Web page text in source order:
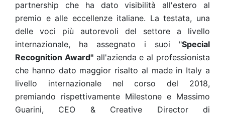
partnership che ha dato visibilità all'estero al
premio e alle eccellenze italiane. La testata, una
delle voci più autorevoli del settore a livello
internazionale, ha assegnato i suoi "Special
Recognition Award" all'azienda e al professionista
che hanno dato maggior risalto al made in Italy a
livello internazionale nel corso del 2018,
premiando rispettivamente Milestone e Massimo
Guarini, CEO & Creative Director di